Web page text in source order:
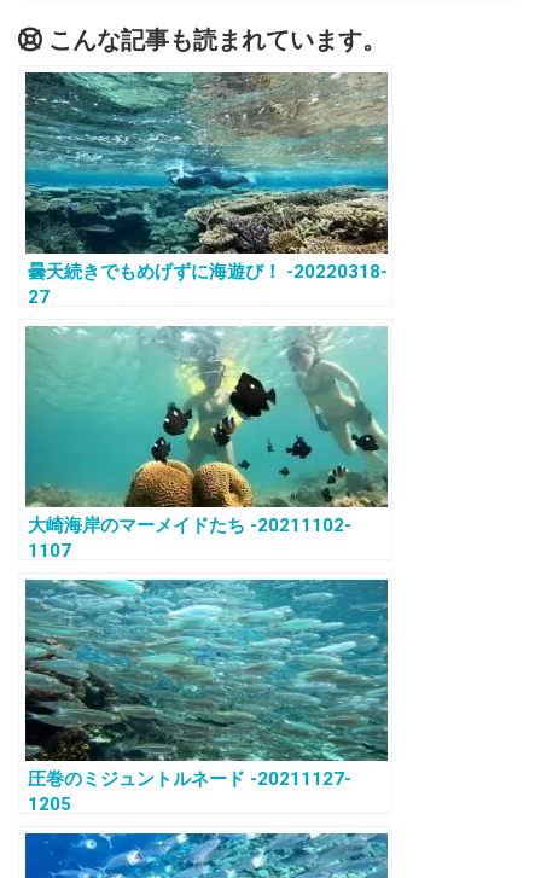
こんな記事も読まれています。
曇天続きでもめげずに海遊び！ -20220318-
27
大崎海岸のマーメイドたち -20211102-
1107
圧巻のミジュントルネード -20211127-
1205